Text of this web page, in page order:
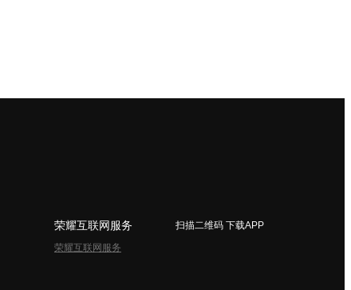
荣耀互联网服务
荣耀互联网服务
扫描二维码 下载APP